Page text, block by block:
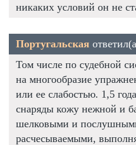
никаких условий он не
Португальская
Том числе по судебной
на многообразие
или ее слабостью. 1,5
снаряды кожу нежной и
шелковыми и
расчесываемыми,